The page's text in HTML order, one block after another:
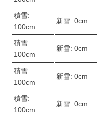
積雪:
100cm
新雪: 0cm
積雪:
100cm
新雪: 0cm
積雪:
100cm
新雪: 0cm
積雪:
100cm
新雪: 0cm